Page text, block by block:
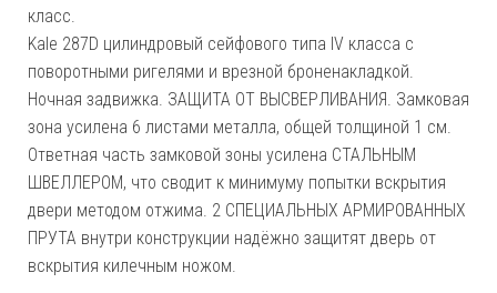
класс.
Kale 287D цилиндровый сейфового типа IV класса с
поворотными ригелями и врезной броненакладкой.
Ночная задвижка. ЗАЩИТА ОТ ВЫСВЕРЛИВАНИЯ. Замковая
зона усилена 6 листами металла, общей толщиной 1 см.
Ответная часть замковой зоны усилена СТАЛЬНЫМ
ШВЕЛЛЕРОМ, что сводит к минимуму попытки вскрытия
двери методом отжима. 2 СПЕЦИАЛЬНЫХ АРМИРОВАННЫХ
ПРУТА внутри конструкции надёжно защитят дверь от
вскрытия килечным ножом.